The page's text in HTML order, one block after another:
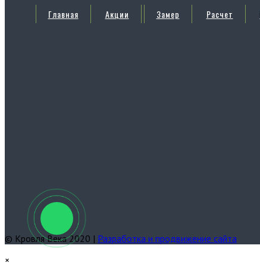
Главная Акции
Замер
Расчет
© Кровля Века 2020 | Разработка и продвижение сайта
×